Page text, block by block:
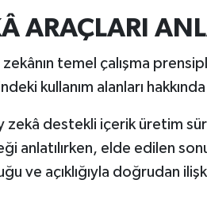
ARAÇLARI
zekânın temel çalışma
kullanım alanları
zekâ destekli içerik üretim
anlatılırken, elde edilen
ve açıklığıyla doğrudan